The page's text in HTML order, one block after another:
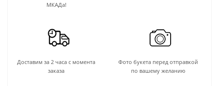
МКАДа!
Доставим за 2 часа с момента
заказа
Фото букета перед отправкой
по вашему желанию